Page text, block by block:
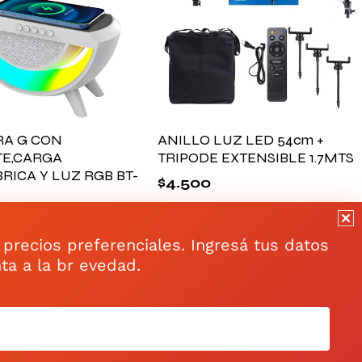
G CON
Y LUZ RGB BT-
ANILLO LUZ LED 54cm +
TRIPODE EXTENSIBLE 1.7MTS
$4.500
Atención al cliente
LaV: 9:00 a 18:30
VER TIENDA
preferenciales. Ingresá tus datos
a la br evedad.